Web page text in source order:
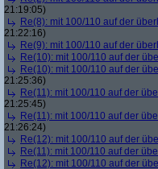
21:19:05)
Re(8): mit 100/110 auf der
21:22:16)
Re(9): mit 100/110 auf der
Re(10): mit 100/110 auf der
Re(10): mit 100/110 auf der
21:25:36)
Re(11): mit 100/110 auf der
21:25:45)
Re(11): mit 100/110 auf der
21:26:24)
Re(12): mit 100/110 auf der
Re(11): mit 100/110 auf der
Re(12): mit 100/110 auf der